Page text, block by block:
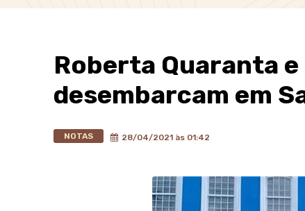
Roberta Quaranta
desembarcam em
NOTAS 28/04/2021 às 01:42